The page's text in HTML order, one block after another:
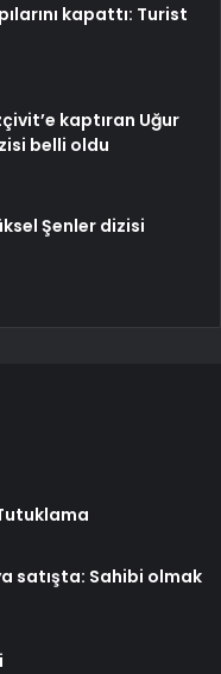
kapattı: Turist
kaptıran Uğur
belli oldu
Şenler dizisi
satışta: Sahibi olmak